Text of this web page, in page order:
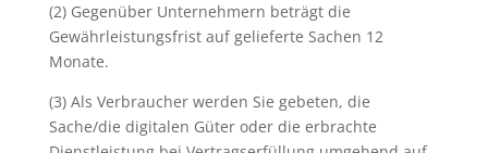
(2) Gegenüber Unternehmern beträgt die
Gewährleistungsfrist auf gelieferte Sachen 12
Monate.
(3) Als Verbraucher werden Sie gebeten, die
Sache/die digitalen Güter oder die erbrachte